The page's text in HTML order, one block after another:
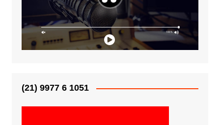
(21) 9977 6 1051